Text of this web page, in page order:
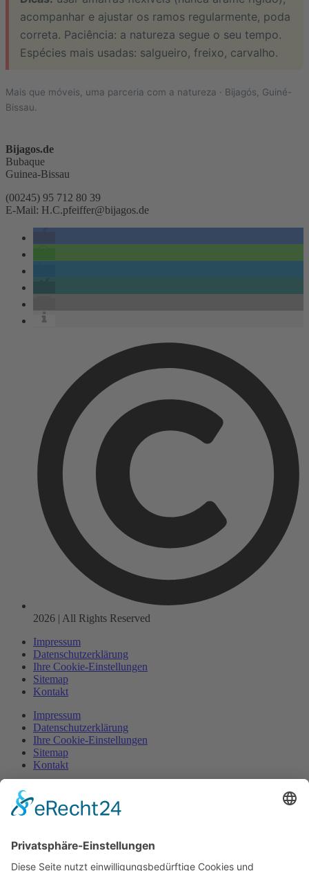
acompanhar e ajustar os ramos regularmente, poda
correta. Paciência: a natureza segue o seu tempo.
Espécies mais usadas: salgueiro, freixo, carvalho.
Mais que móveis, uma parceria com a natureza · Bijagós, Guiné-
Bissau.
Bijagos.de
Bubaque
Guinea-Bissau
(00245) 95 712 80 39
E-Mail: H.C.pfeiffer@bijagos.de
2026 | All Rights Reserved
Impressum
Datenschutzerklärung
Ihre Cookie-Einstellungen
Sitemap
Kontakt
Impressum
Datenschutzerklärung
Ihre Cookie-Einstellungen
Sitemap
Kontakt
Wir benötigen Ihre
Google Maps-Service zu